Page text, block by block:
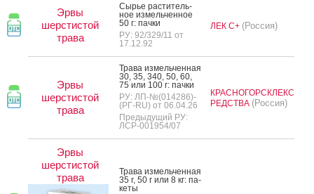
Эрвы
шерстистой
трава
Сырье рас­ти­тель­
ное из­мель­чен­ное
50 г: пач­ки
РУ: 92/329/11 от
17.12.92
ЛЕК С+ (Россия)
Эрвы
шерстистой
трава
Тра­ва из­мель­чен­ная
30, 35, 340, 50, 60,
75 или 100 г: пач­ки
РУ: ЛП-№(014286)-
(РГ-RU) от 06.04.26
Предыдущий РУ:
ЛСР-001954/07
КРАСНОГОРСКЛЕКС
РЕДСТВА (Россия)
Эрвы
шерстистой
трава
Тра­ва из­мель­чен­ная
35 г, 50 г или 8 кг: па­
кеты